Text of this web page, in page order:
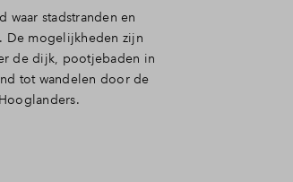
waar stadstranden en
De mogelijkheden zijn
de dijk, pootjebaden in
tot wandelen door de